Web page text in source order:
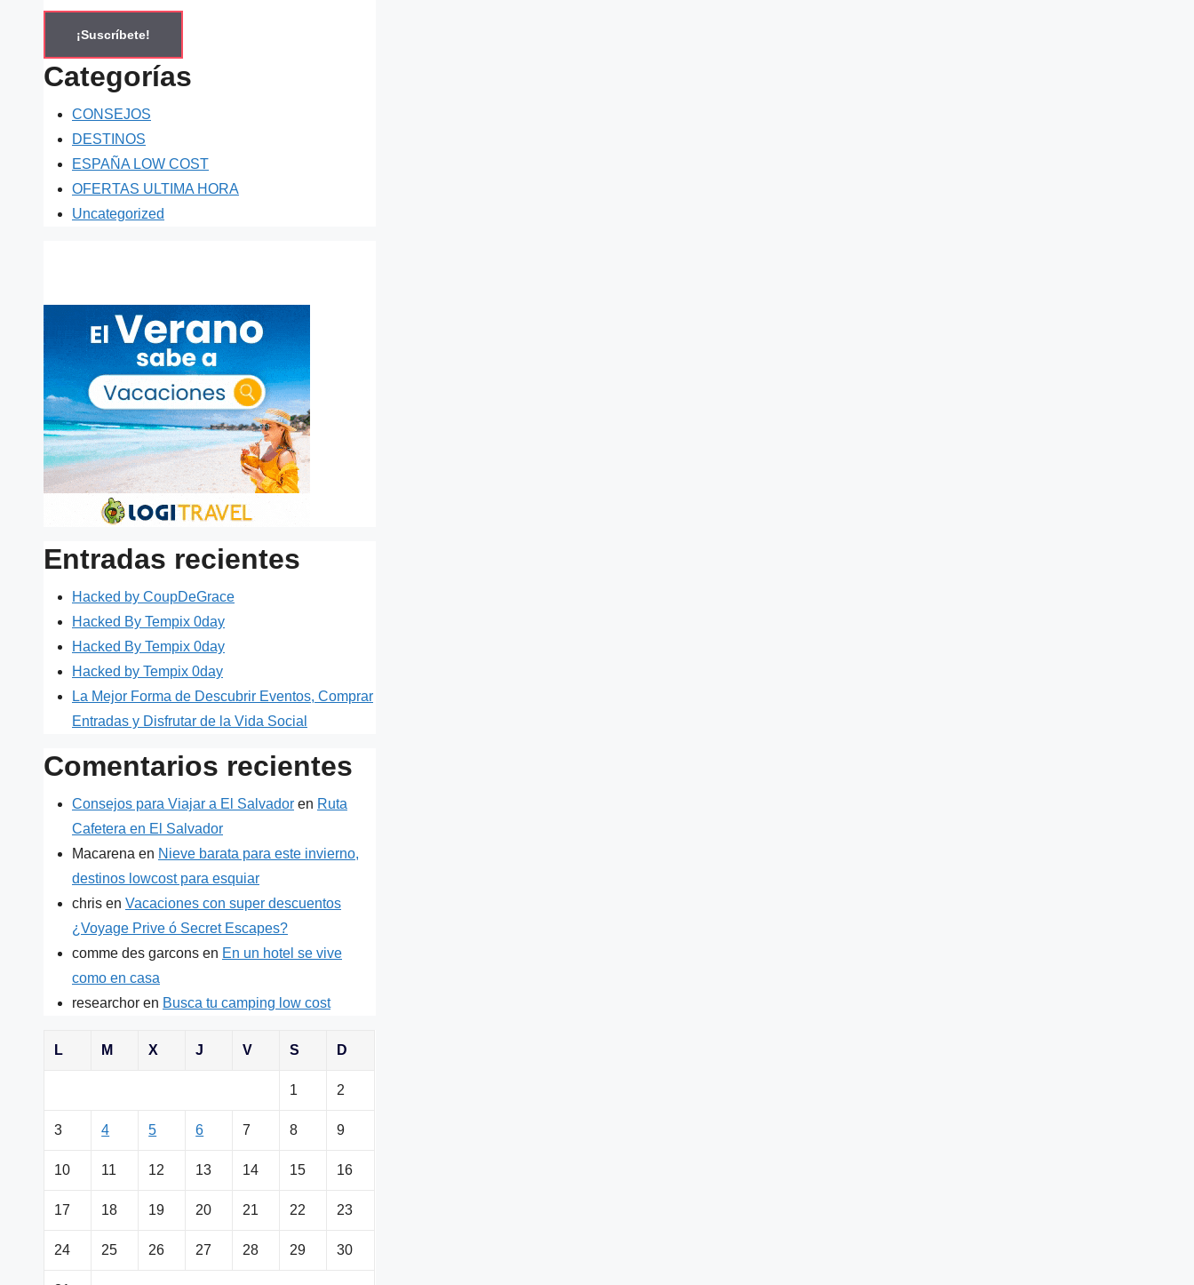
Categorías
CONSEJOS
DESTINOS
ESPAÑA LOW COST
OFERTAS ULTIMA HORA
Uncategorized
Entradas recientes
Hacked by CoupDeGrace
Hacked By Tempix 0day
Hacked By Tempix 0day
Hacked by Tempix 0day
La Mejor Forma de Descubrir Eventos, Comprar
Entradas y Disfrutar de la Vida Social
Comentarios recientes
Consejos para Viajar a El Salvador en Ruta
Cafetera en El Salvador
Macarena en Nieve barata para este invierno,
destinos lowcost para esquiar
chris en Vacaciones con super descuentos
¿Voyage Prive ó Secret Escapes?
comme des garcons en En un hotel se vive
como en casa
researchor en Busca tu camping low cost
L M X J V S D
1 2
3 4 5 6 7 8 9
10 11 12 13 14 15 16
17 18 19 20 21 22 23
24 25 26 27 28 29 30